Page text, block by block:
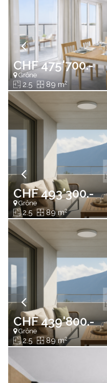
CHF 475'700.-
Grône
2.5 89 m2
CHF 493'300.-
Grône
2.5 89 m2
CHF 439'800.-
Grône
2.5 89 m2